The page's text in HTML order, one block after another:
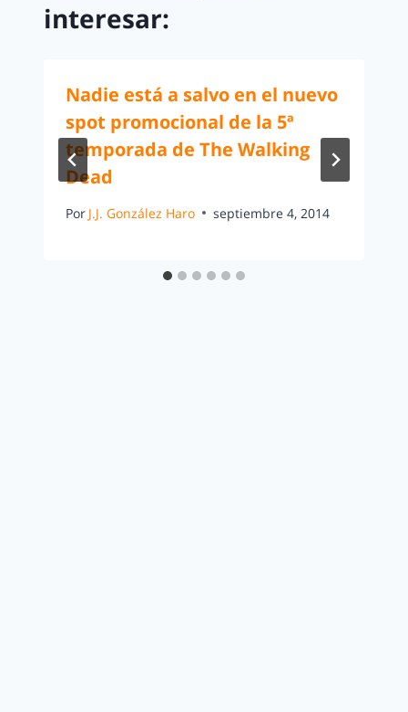
interesar:
Nadie está a salvo en el nuevo
spot promocional de la 5ª
temporada de The Walking
Dead
Por J.J. González Haro septiembre 4, 2014